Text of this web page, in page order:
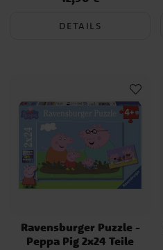
DETAILS
Ravensburger Puzzle -
Peppa Pig 2x24 Teile